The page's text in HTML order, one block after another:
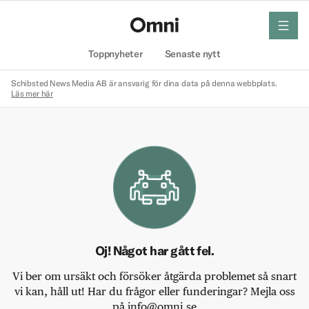
Toppnyheter Senaste nytt
meny
Schibsted News Media AB är ansvarig för dina data på denna webbplats.
Läs mer här
Oj! Något har gått fel.
Vi ber om ursäkt och försöker åtgärda problemet så snart
vi kan, håll ut! Har du frågor eller funderingar? Mejla oss